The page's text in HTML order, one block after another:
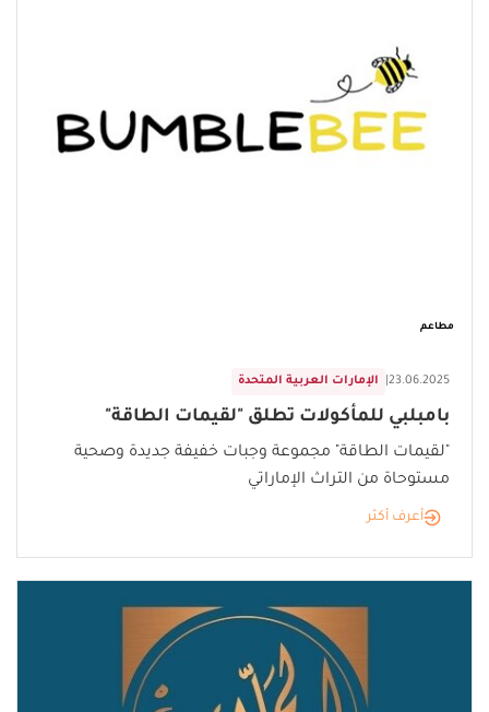
مطاعم
الإمارات العربية المتحدة 23.06.2025
بامبلبي للمأكولات تطلق "لقيمات الطاقة"
"لقيمات الطاقة" مجموعة وجبات خفيفة جديدة وصحية
مستوحاة من التراث الإماراتي
أعرف أكثر